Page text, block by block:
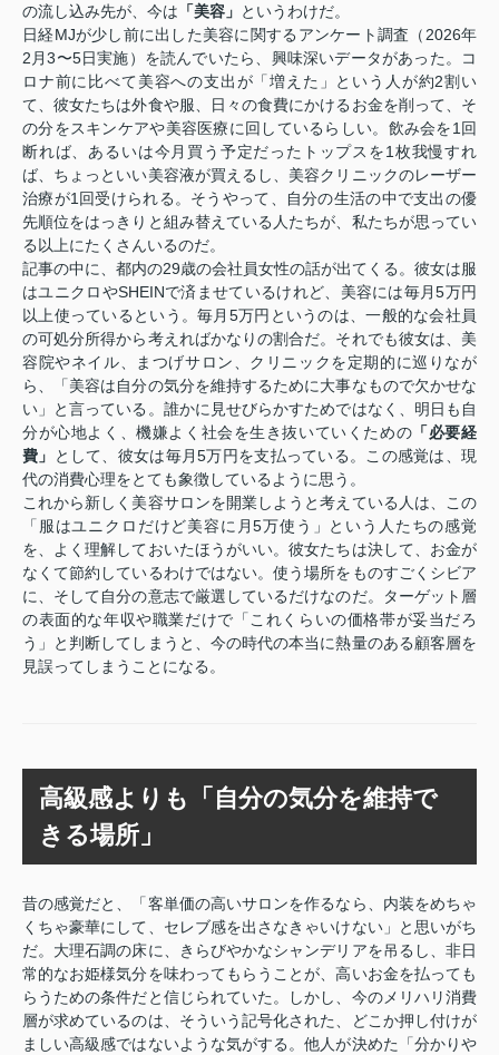
の流し込み先が、今は 「美容」 というわけだ。
日経MJが少し前に出した美容に関するアンケート調査（2026年
2月3〜5日実施）を読んでいたら、興味深いデータがあった。コ
ロナ前に比べて美容への支出が「増えた」という人が約2割い
て、彼女たちは外食や服、日々の食費にかけるお金を削って、そ
の分をスキンケアや美容医療に回しているらしい。飲み会を1回
断れば、あるいは今月買う予定だったトップスを1枚我慢すれ
ば、ちょっといい美容液が買えるし、美容クリニックのレーザー
治療が1回受けられる。そうやって、自分の生活の中で支出の優
先順位をはっきりと組み替えている人たちが、私たちが思ってい
る以上にたくさんいるのだ。
記事の中に、都内の29歳の会社員女性の話が出てくる。彼女は服
はユニクロやSHEINで済ませているけれど、美容には毎月5万円
以上使っているという。毎月5万円というのは、一般的な会社員
の可処分所得から考えればかなりの割合だ。それでも彼女は、美
容院やネイル、まつげサロン、クリニックを定期的に巡りなが
ら、「美容は自分の気分を維持するために大事なもので欠かせな
い」と言っている。誰かに見せびらかすためではなく、明日も自
分が心地よく、機嫌よく社会を生き抜いていくための 「必要経
費」
として、彼女は毎月5万円を支払っている。この感覚は、現
代の消費心理をとても象徴しているように思う。
これから新しく美容サロンを開業しようと考えている人は、この
「服はユニクロだけど美容に月5万使う」という人たちの感覚
を、よく理解しておいたほうがいい。彼女たちは決して、お金が
なくて節約しているわけではない。使う場所をものすごくシビア
に、そして自分の意志で厳選しているだけなのだ。ターゲット層
の表面的な年収や職業だけで「これくらいの価格帯が妥当だろ
う」と判断してしまうと、今の時代の本当に熱量のある顧客層を
見誤ってしまうことになる。
高級感よりも「自分の気分を維持で
きる場所」
昔の感覚だと、「客単価の高いサロンを作るなら、内装をめちゃ
くちゃ豪華にして、セレブ感を出さなきゃいけない」と思いがち
だ。大理石調の床に、きらびやかなシャンデリアを吊るし、非日
常的なお姫様気分を味わってもらうことが、高いお金を払っても
らうための条件だと信じられていた。しかし、今のメリハリ消費
層が求めているのは、そういう記号化された、どこか押し付けが
ましい高級感ではないような気がする。他人が決めた「分かりや